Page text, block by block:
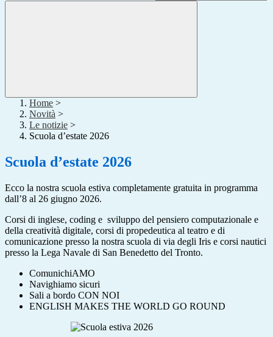
Home >
Novità >
Le notizie >
Scuola d’estate 2026
Scuola d’estate 2026
Ecco la nostra scuola estiva completamente gratuita in programma
dall’8 al 26 giugno 2026.
Corsi di inglese, coding e sviluppo del pensiero computazionale e
della creatività digitale, corsi di propedeutica al teatro e di
comunicazione presso la nostra scuola di via degli Iris e corsi nautici
presso la Lega Navale di San Benedetto del Tronto.
ComunichiAMO
Navighiamo sicuri
Sali a bordo CON NOI
ENGLISH MAKES THE WORLD GO ROUND